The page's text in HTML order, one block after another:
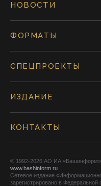
НОВОСТИ
ФОРМАТЫ
СПЕЦПРОЕКТЫ
ИЗДАНИЕ
КОНТАКТЫ
© 1992-2026 АО ИА «Башинформ».
www.bashinform.ru
Сетевое издание
зарегистрировано в